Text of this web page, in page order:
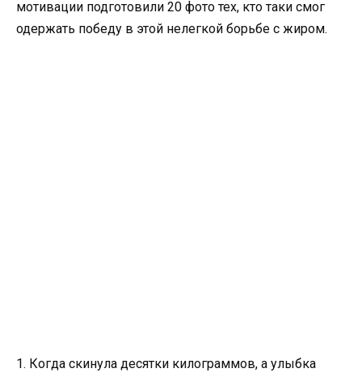
мотивации подготовили 20 фото тех, кто таки смог
одержать победу в этой нелегкой борьбе с жиром.
1. Когда скинула десятки килограммов, а улыбка